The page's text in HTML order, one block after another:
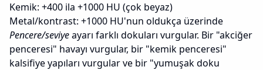
Kemik: +400 ila +1000 HU (çok beyaz)
Metal/kontrast: +1000 HU'nun oldukça üzerinde
Pencere/seviyeayarı farklı dokuları vurgular. Bir "akciğer
penceresi" havayı vurgular, bir "kemik penceresi"
kalsifiye yapıları vurgular ve bir "yumuşak doku